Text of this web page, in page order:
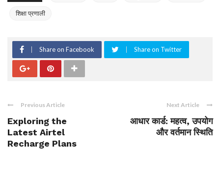
शिक्षा प्रणाली
Share on Facebook Share on Twitter
Previous Article
Exploring the
Latest Airtel
Recharge Plans
Next Article
आधार कार्ड: महत्व, उपयोग
और वर्तमान स्थिति